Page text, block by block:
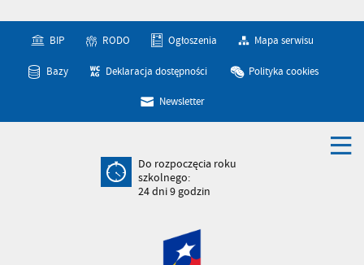
BIP RODO Ogłoszenia Mapa serwisu
Bazy Deklaracja dostępności Polityka cookies
Newsletter
Do rozpoczęcia roku
szkolnego:
24dni9godzin